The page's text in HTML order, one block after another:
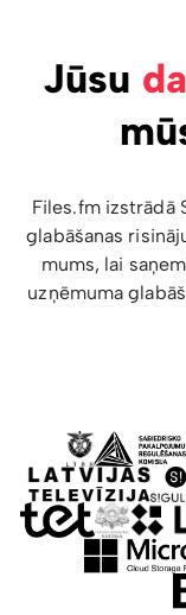
Jūsu
Files.fm izstrādā
glabāšanas
mums, lai
uzņēmuma